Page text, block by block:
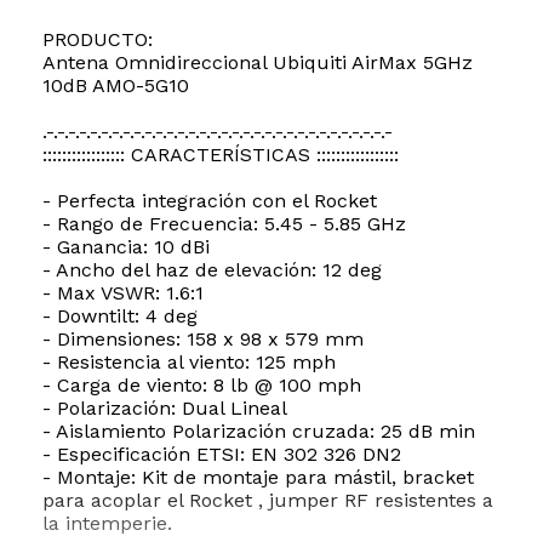
PRODUCTO:
Antena Omnidireccional Ubiquiti AirMax 5GHz
10dB AMO-5G10
.-.-.-.-.-.-.-.-.-.-.-.-.-.-.-.-.-.-.-.-.-.-.-.-.-.-.-.-.-.-.-.-
::::::::::::::::: CARACTERÍSTICAS :::::::::::::::::
- Perfecta integración con el Rocket
- Rango de Frecuencia: 5.45 - 5.85 GHz
- Ganancia: 10 dBi
- Ancho del haz de elevación: 12 deg
- Max VSWR: 1.6:1
- Downtilt: 4 deg
- Dimensiones: 158 x 98 x 579 mm
- Resistencia al viento: 125 mph
- Carga de viento: 8 lb @ 100 mph
- Polarización: Dual Lineal
- Aislamiento Polarización cruzada: 25 dB min
- Especificación ETSI: EN 302 326 DN2
- Montaje: Kit de montaje para mástil, bracket
para acoplar el Rocket , jumper RF resistentes a
la intemperie.